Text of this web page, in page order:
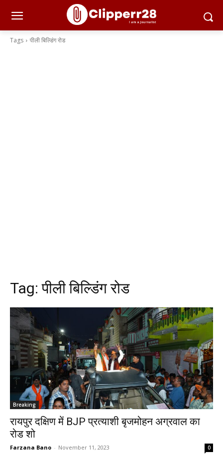
Tags पीली बिल्डिंग रोड
Tag:पीली बिल्डिंग रोड
Breaking
रायपुर दक्षिण में BJP प्रत्याशी बृजमोहन अग्रवाल का
रोड शो
Farzana Bano - November 11, 2023 0